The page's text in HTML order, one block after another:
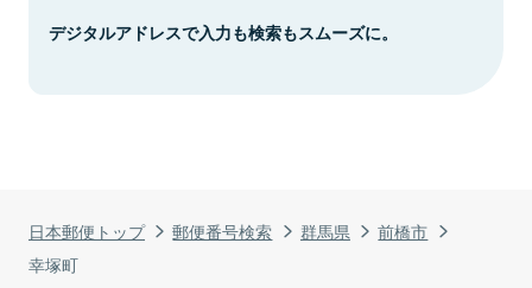
日本郵便トップ 郵便番号検索 群馬県
前橋市
幸塚町
デジタルアドレスで入力も検索もスムーズに。